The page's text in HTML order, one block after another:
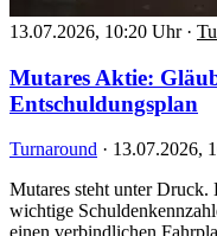
13.07.2026, 10:20 Uhr ·
Mutares Aktie:
Entschuldungsplan
Turnaround · 13.07.2026,
Mutares steht unter Druck.
wichtige